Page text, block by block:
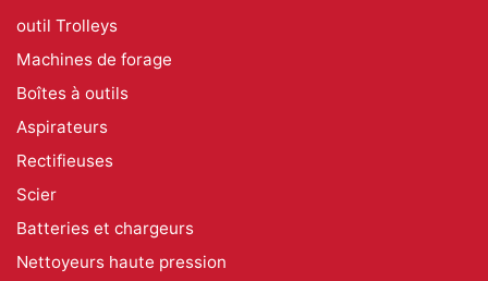
outil Trolleys
Machines de forage
Boîtes à outils
Aspirateurs
Rectifieuses
Scier
Batteries et chargeurs
Nettoyeurs haute pression